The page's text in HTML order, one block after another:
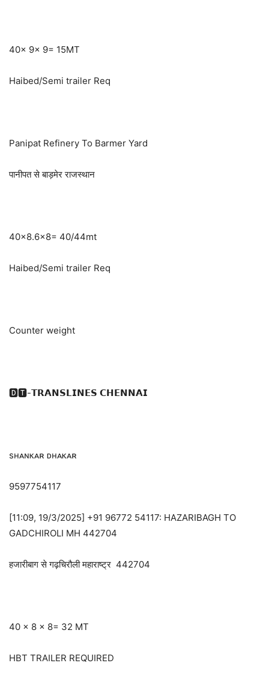
40x 9x 9= 15MT
Haibed/Semi trailer Req
Panipat Refinery To Barmer Yard
पानीपत से बाड़मेर राजस्थान
40×8.6×8= 40/44mt
Haibed/Semi trailer Req
Counter weight
🅳🆃-𝗧𝗥𝗔𝗡𝗦𝗟𝗜𝗡𝗘𝗦 𝗖𝗛𝗘𝗡𝗡𝗔𝗜
sʜᴀɴᴋᴀʀ ᴅʜᴀᴋᴀʀ
9597754117
[11:09, 19/3/2025] +91 96772 54117: HAZARIBAGH TO
GADCHIROLI MH 442704
हजारीबाग से गढ़चिरौली महाराष्ट्र 442704
40 x 8 x 8= 32 MT
HBT TRAILER REQUIRED